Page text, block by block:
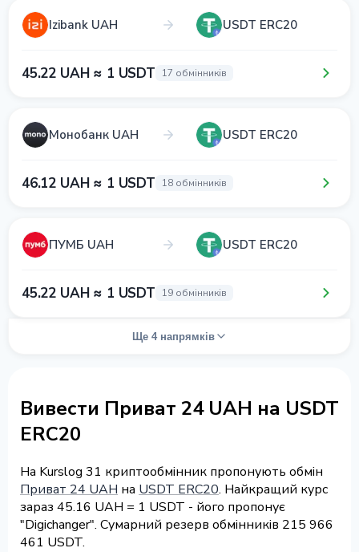
Izibank UAH USDT ERC20
45.22 UAH ≈ 1 USDT 17 обмінників
Монобанк UAH USDT ERC20
46.12 UAH ≈ 1 USDT 18 обмінників
ПУМБ UAH USDT ERC20
45.22 UAH ≈ 1 USDT 19 обмінників
Ще 4 напрямків
Вивести Приват 24 UAH на USDT
ERC20
На Kurslog 31 криптообмінник пропонують обмін
Приват 24 UAH на USDT ERC20. Найкращий курс
зараз 45.16 UAH = 1 USDT - його пропонує
"Digichanger". Сумарний резерв обмінників 215 966
461 USDT.